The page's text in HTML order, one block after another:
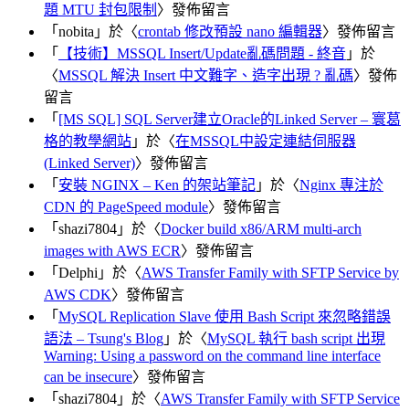
題 MTU 封包限制 〉發佈留言
「 nobita 」於〈crontab 修改預設 nano 編輯器〉發佈留言
「
【技術】MSSQL Insert/Update亂碼問題 - 終音 」於
〈MSSQL 解決 Insert 中文難字、造字出現 ? 亂碼〉發佈
留言
「 [MS SQL] SQL Server建立Oracle的Linked Server – 寰葛
格的教學網站 」於〈在MSSQL中設定連結伺服器
(Linked Server)〉發佈留言
「 安裝 NGINX – Ken 的架站筆記 」於〈Nginx 專注於
CDN 的 PageSpeed module〉發佈留言
「 shazi7804 」於〈Docker build x86/ARM multi-arch
images with AWS ECR〉發佈留言
「 Delphi 」於〈AWS Transfer Family with SFTP Service by
AWS CDK〉發佈留言
「 MySQL Replication Slave 使用 Bash Script 來忽略錯誤
語法 – Tsung's Blog 」於〈MySQL 執行 bash script 出現
Warning: Using a password on the command line interface
can be insecure〉發佈留言
「 shazi7804 」於〈AWS Transfer Family with SFTP Service